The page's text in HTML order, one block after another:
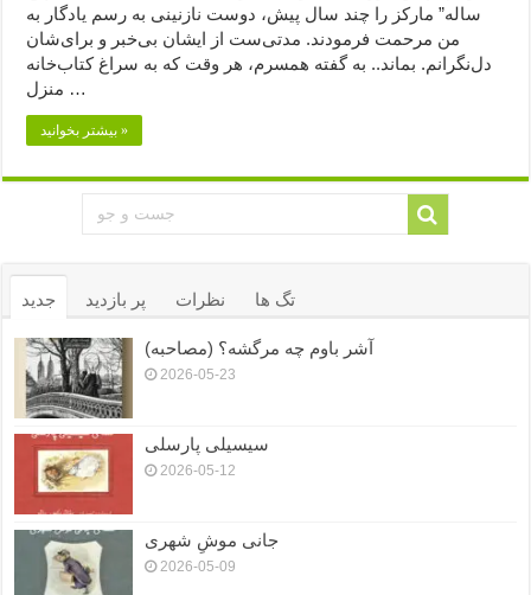
ساله” مارکز را چند سال پیش، دوست نازنینی به رسم یادگار به
من مرحمت فرمودند. مدتی‌ست از ایشان بی‌خبر و برای‌شان
دل‌نگرانم. بماند.. به گفته همسرم، هر وقت که به سراغ کتاب‌خانه
منزل …
بیشتر بخوانید »
جدید پر بازدید نظرات تگ ها
آشر باوم چه مرگشه؟ (مصاحبه)
2026-05-23
سیسیلی پارسلی
2026-05-12
جانی موشِ شهری
2026-05-09